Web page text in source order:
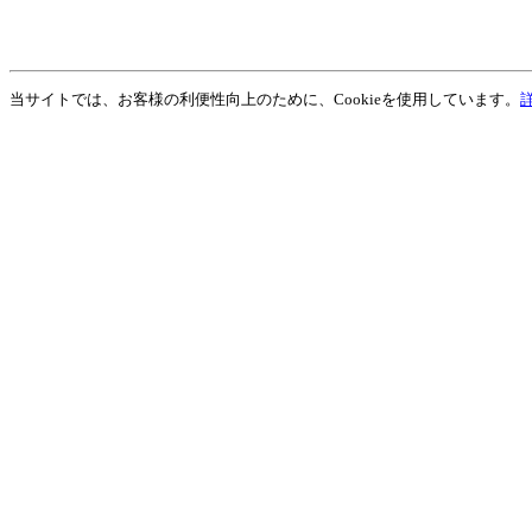
当サイトでは、お客様の利便性向上のために、Cookieを使用しています。